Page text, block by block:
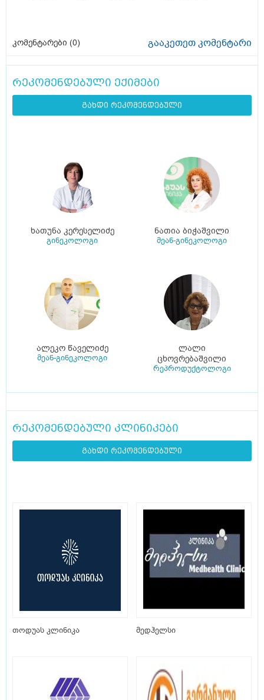
კომენტარები (0) გააკეთეთ კომენტარი
რეკომენდებული ექიმები
გახდი რეკომენდებული
ხათუნა კერესელიძე
გინეკოლოგი
ნათია ბიჭაშვილი
მეან-გინეკოლოგი
ალეკო წაველიძე
მეან-გინეკოლოგი
ლალი
ცხოვრებაშვილი
რეპროდუქტოლოგი
რეკომენდებული კლინიკები
გახდი რეკომენდებული
თოდუას კლინიკა მედჰელსი